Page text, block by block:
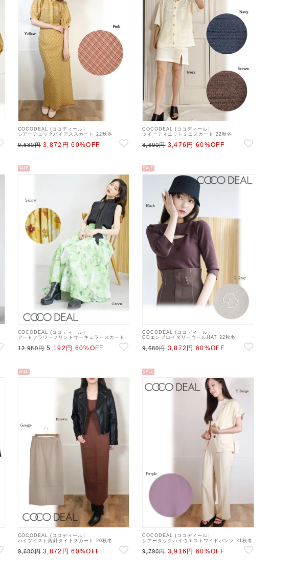
COCODEAL (ココディール）
シアーチェックバイアススカート 22秋冬
9,680円 3,872円 60%OFF
COCODEAL (ココディール）
ツイーディニットミニスカート 22秋冬
8,690円 3,476円 60%OFF
SALE
COCODEAL (ココディール）
アートフラワープリントサーキュラースカート
22秋冬【72517101】ロング・マキシスカート
22ws
12,980円 5,192円 60%OFF
SALE
COCODEAL (ココディール）
CDエンブロイダリーウールHAT 22秋冬
9,680円 3,872円 60%OFF
SALE
COCODEAL (ココディール）
ハイツイスト総針タイトスカート 20秋冬.
9,680円 3,872円 60%OFF
SALE
COCODEAL (ココディール）
シアータックハイウエストワイドパンツ 21秋冬
9,790円 3,916円 60%OFF